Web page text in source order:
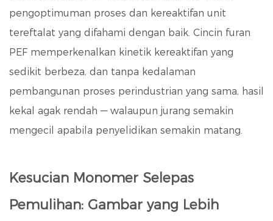
pengoptimuman proses dan kereaktifan unit
tereftalat yang difahami dengan baik. Cincin furan
PEF memperkenalkan kinetik kereaktifan yang
sedikit berbeza, dan tanpa kedalaman
pembangunan proses perindustrian yang sama, hasil
kekal agak rendah — walaupun jurang semakin
mengecil apabila penyelidikan semakin matang.
Kesucian Monomer Selepas
Pemulihan: Gambar yang Lebih